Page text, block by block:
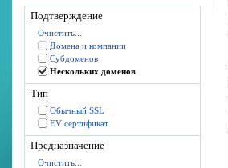
Подтверждение
Очистить...
Домена и компании
Субдоменов
Нескольких доменов
Тип
Обычный SSL
EV сертификат
Предназначение
Очистить...